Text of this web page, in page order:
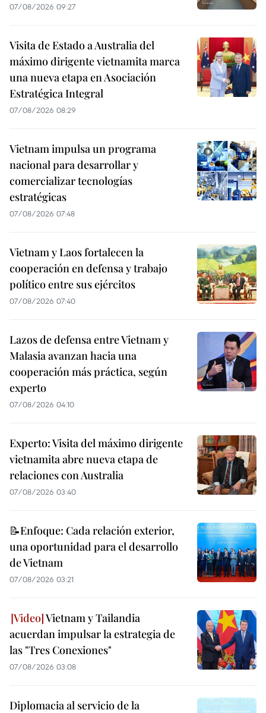
07/08/2026 09:27
Visita de Estado a Australia del
máximo dirigente vietnamita marca
una nueva etapa en Asociación
Estratégica Integral
07/08/2026 08:29
Vietnam impulsa un programa
nacional para desarrollar y
comercializar tecnologías
estratégicas
07/08/2026 07:48
Vietnam y Laos fortalecen la
cooperación en defensa y trabajo
político entre sus ejércitos
07/08/2026 07:40
Lazos de defensa entre Vietnam y
Malasia avanzan hacia una
cooperación más práctica, según
experto
07/08/2026 04:10
Experto: Visita del máximo dirigente
vietnamita abre nueva etapa de
relaciones con Australia
07/08/2026 03:40
📝Enfoque: Cada relación exterior,
una oportunidad para el desarrollo
de Vietnam
07/08/2026 03:21
Vietnam y Tailandia
acuerdan impulsar la estrategia de
las "Tres Conexiones"
07/08/2026 03:08
Diplomacia al servicio de la